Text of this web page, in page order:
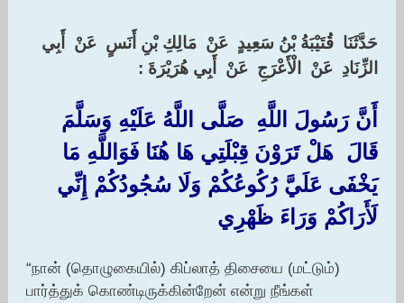
حَدَّثَنَا ‏ ‏قُتَيْبَةُ بْنُ سَعِيدٍ ‏ ‏عَنْ ‏ ‏مَالِكِ بْنِ أَنَسٍ ‏ ‏عَنْ ‏ ‏أَبِي
الزِّنَادِ ‏ ‏عَنْ ‏ ‏الْأَعْرَجِ ‏ ‏عَنْ ‏ ‏أَبِي هُرَيْرَةَ :‏
أَنَّ رَسُولَ اللَّهِ ‏ ‏صَلَّى اللَّهُ عَلَيْهِ وَسَلَّمَ ‏
‏قَالَ ‏ ‏هَلْ تَرَوْنَ قِبْلَتِي هَا هُنَا فَوَاللَّهِ مَا ‏
‏يَخْفَى عَلَيَّ رُكُوعُكُمْ وَلَا سُجُودُكُمْ إِنِّي
لَأَرَاكُمْ وَرَاءَ ظَهْرِي
“நான் (தொழுகையில்) கிப்லாத் திசையை (மட்டும்)
பார்த்துக் கொண்டிருக்கின்றேன் என்று நீங்கள்